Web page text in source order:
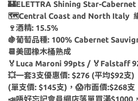
🏰ELETTRA Shining Star-Cabernet
🗺Central Coast and North Italy
🍷酒精: 15.5%
🍇葡萄品種: 100% Cabernet
📆美國橡木桶熟成
🏅Luca Maroni 99pts / 🏅Falstaff
💥一套3支優惠價: $276 (平均$92支)
(單支價: $145支)，😱市面價:$268支
📣唔好忘記會員網店落單買滿$1000